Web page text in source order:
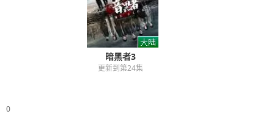
暗黑者3
更新到第24集
0